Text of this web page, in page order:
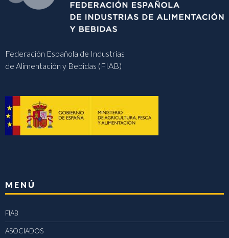
Federación Española de Industrias
de Alimentación y Bebidas (FIAB)
MENÚ
FIAB
ASOCIADOS